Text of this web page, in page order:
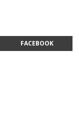
FACEBOOK